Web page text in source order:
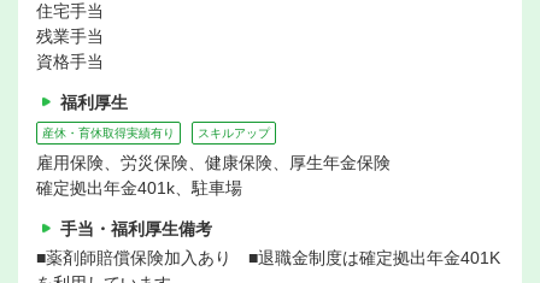
住宅手当
残業手当
資格手当
福利厚生
産休・育休取得実績有り スキルアップ
雇用保険、労災保険、健康保険、厚生年金保険
確定拠出年金401k、駐車場
手当・福利厚生備考
■薬剤師賠償保険加入あり ■退職金制度は確定拠出年金401K